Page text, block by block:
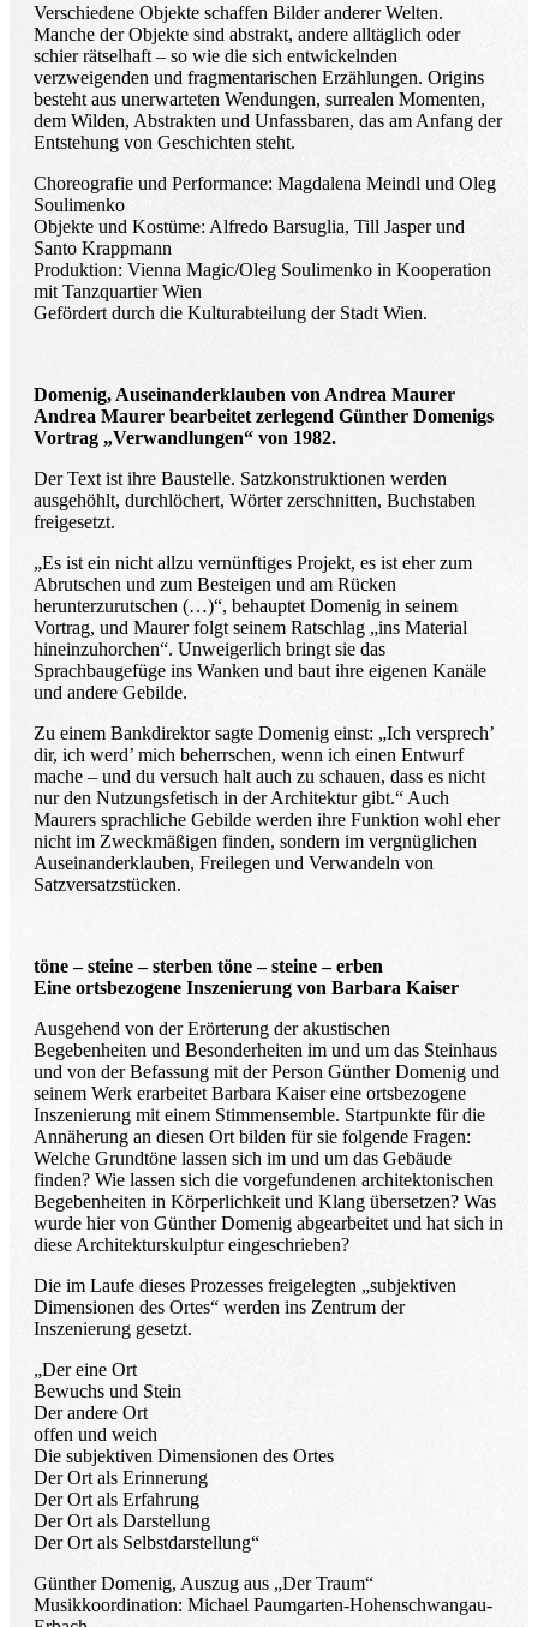
Verschiedene Objekte schaffen Bilder anderer Welten.
Manche der Objekte sind abstrakt, andere alltäglich oder
schier rätselhaft – so wie die sich entwickelnden
verzweigenden und fragmentarischen Erzählungen. Origins
besteht aus unerwarteten Wendungen, surrealen Momenten,
dem Wilden, Abstrakten und Unfassbaren, das am Anfang der
Entstehung von Geschichten steht.
Choreografie und Performance: Magdalena Meindl und Oleg
Soulimenko
Objekte und Kostüme: Alfredo Barsuglia, Till Jasper und
Santo Krappmann
Produktion: Vienna Magic/Oleg Soulimenko in Kooperation
mit Tanzquartier Wien
Gefördert durch die Kulturabteilung der Stadt Wien.
Domenig, Auseinanderklauben von Andrea Maurer
Andrea Maurer bearbeitet zerlegend Günther Domenigs
Vortrag „Verwandlungen“ von 1982.
Der Text ist ihre Baustelle. Satzkonstruktionen werden
ausgehöhlt, durchlöchert, Wörter zerschnitten, Buchstaben
freigesetzt.
„Es ist ein nicht allzu vernünftiges Projekt, es ist eher zum
Abrutschen und zum Besteigen und am Rücken
herunterzurutschen (…)“, behauptet Domenig in seinem
Vortrag, und Maurer folgt seinem Ratschlag „ins Material
hineinzuhorchen“. Unweigerlich bringt sie das
Sprachbaugefüge ins Wanken und baut ihre eigenen Kanäle
und andere Gebilde.
Zu einem Bankdirektor sagte Domenig einst: „Ich versprech’
dir, ich werd’ mich beherrschen, wenn ich einen Entwurf
mache – und du versuch halt auch zu schauen, dass es nicht
nur den Nutzungsfetisch in der Architektur gibt.“ Auch
Maurers sprachliche Gebilde werden ihre Funktion wohl eher
nicht im Zweckmäßigen finden, sondern im vergnüglichen
Auseinanderklauben, Freilegen und Verwandeln von
Satzversatzstücken.
töne – steine – sterben töne – steine – erben
Eine ortsbezogene Inszenierung von Barbara Kaiser
Ausgehend von der Erörterung der akustischen
Begebenheiten und Besonderheiten im und um das Steinhaus
und von der Befassung mit der Person Günther Domenig und
seinem Werk erarbeitet Barbara Kaiser eine ortsbezogene
Inszenierung mit einem Stimmensemble. Startpunkte für die
Annäherung an diesen Ort bilden für sie folgende Fragen:
Welche Grundtöne lassen sich im und um das Gebäude
finden? Wie lassen sich die vorgefundenen architektonischen
Begebenheiten in Körperlichkeit und Klang übersetzen? Was
wurde hier von Günther Domenig abgearbeitet und hat sich in
diese Architekturskulptur eingeschrieben?
Die im Laufe dieses Prozesses freigelegten „subjektiven
Dimensionen des Ortes“ werden ins Zentrum der
Inszenierung gesetzt.
„Der eine Ort
Bewuchs und Stein
Der andere Ort
offen und weich
Die subjektiven Dimensionen des Ortes
Der Ort als Erinnerung
Der Ort als Erfahrung
Der Ort als Darstellung
Der Ort als Selbstdarstellung“
Günther Domenig, Auszug aus „Der Traum“
Musikkoordination: Michael Paumgarten-Hohenschwangau-